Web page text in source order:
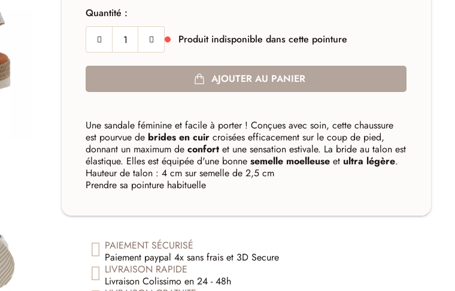
Quantité :
Produit indisponible dans cette pointure
AJOUTER AU PANIER
Une sandale féminine et facile à porter ! Conçues avec soin, cette chaussure
est pourvue de brides en cuir croisées efficacement sur le coup de pied,
donnant un maximum deconfort et une sensation estivale. La bride au talon est
élastique. Elles est équipée d'une bonnesemelle moelleuse et ultra légère.
Hauteur de talon : 4 cm sur semelle de 2,5 cm
Prendre sa pointure habituelle
PAIEMENT SÉCURISÉ
Paiement paypal 4x sans frais et 3D Secure
LIVRAISON RAPIDE
Livraison Colissimo en 24 - 48h